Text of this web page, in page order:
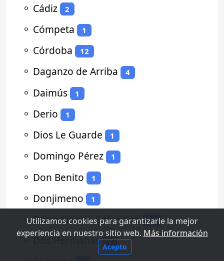
⚬ Cádiz 2
⚬ Cómpeta 1
⚬ Córdoba 12
⚬ Daganzo de Arriba 4
⚬ Daimús 1
⚬ Derio 1
⚬ Dios Le Guarde 1
⚬ Domingo Pérez 1
⚬ Don Benito 1
⚬ Donjimeno 1
⚬Donostia-san Sebastian 13
⚬Dos Hermanas 1
Utilizamos cookies para garantizarle la mejor
experiencia en nuestro sitio web. Más información
Acepto